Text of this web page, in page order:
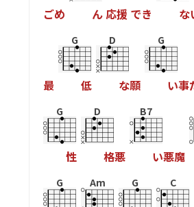
ごめ ん 応援 でき な
最
G
低
D
な願
G
い事
G
性
D
格悪
B7
い悪魔
G Am G C